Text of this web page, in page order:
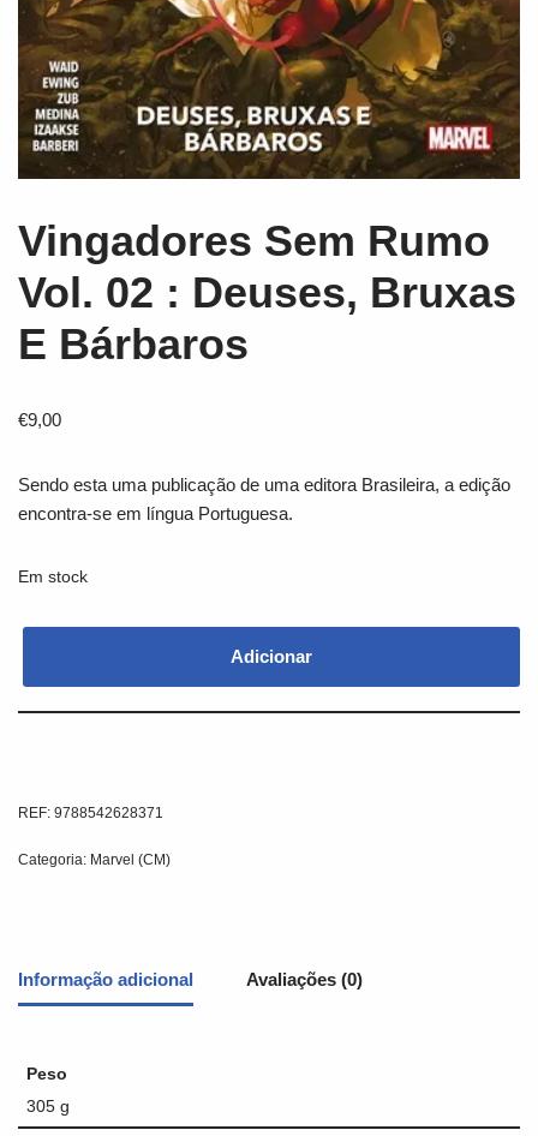
Vingadores Sem Rumo
Vol. 02 : Deuses, Bruxas
E Bárbaros
€9,00
Sendo esta uma publicação de uma editora Brasileira, a edição
encontra-se em língua Portuguesa.
Em stock
Adicionar
REF: 9788542628371
Categoria: Marvel (CM)
Informação adicional Avaliações (0)
Peso
305 g